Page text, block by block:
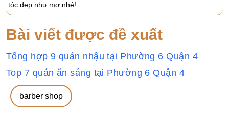
tóc đẹp như mơ nhé!
Bài viết được đề xuất
Tổng hợp 9 quán nhậu tại Phường 6 Quận 4
Top 7 quán ăn sáng tại Phường 6 Quận 4
barber shop